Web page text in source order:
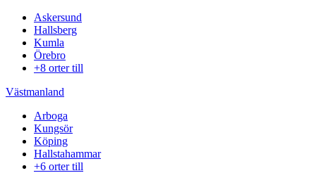
Askersund
Hallsberg
Kumla
Örebro
+8 orter till
Västmanland
Arboga
Kungsör
Köping
Hallstahammar
+6 orter till